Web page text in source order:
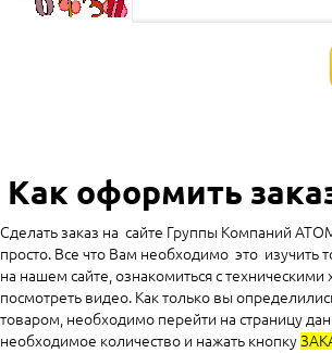
Как оформить
Сделать заказ на сайте Группы Компаний
просто. Все что Вам необходимо это изучить
на нашем сайте, ознакомиться с техническими
посмотреть видео. Как только вы
товаром, необходимо перейти на страницу
необходимое количество и нажать кнопку